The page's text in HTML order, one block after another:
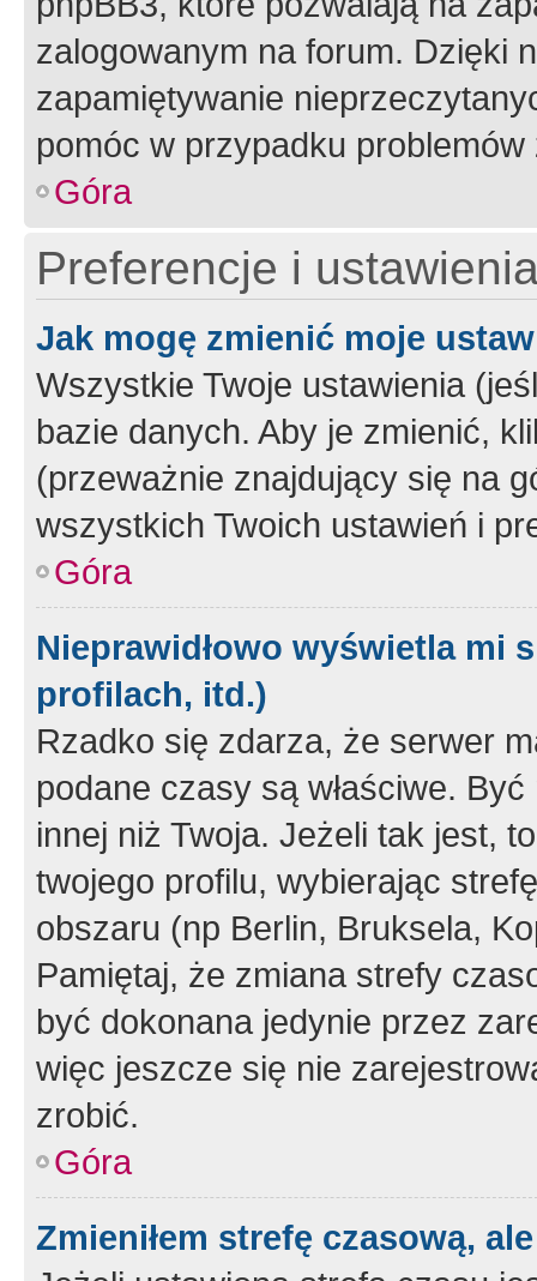
zalogowanym na forum. Dzięki
zapamiętywanie
pomóc w przypadku
Góra
Preferencje i
Jak mogę zmienić moje
Wszystkie Twoje ustawienia
bazie danych. Aby je zmienić,
(przeważnie znajdujący się na
wszystkich Twoich ustawień i
Góra
Nieprawidłowo wyświetla mi
profilach, itd.)
Rzadko się zdarza, że serwer
podane czasy są właściwe.
innej niż Twoja. Jeżeli tak jest,
twojego profilu, wybierając
obszaru (np Berlin, Bruksela,
Pamiętaj, że zmiana strefy
być dokonana jedynie przez
więc jeszcze się nie
zrobić.
Góra
Zmieniłem strefę czasową,